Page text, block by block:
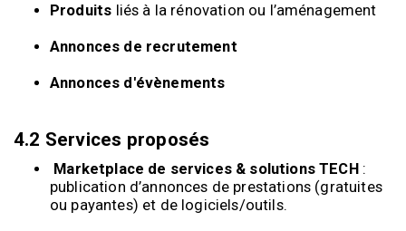
Produits liés à la rénovation ou l’aménagement
Annonces de recrutement
Annonces d'évènements
4.2 Services proposés
Marketplace de services & solutions TECH:
publication d’annonces de prestations (gratuites
ou payantes) et de logiciels/outils.